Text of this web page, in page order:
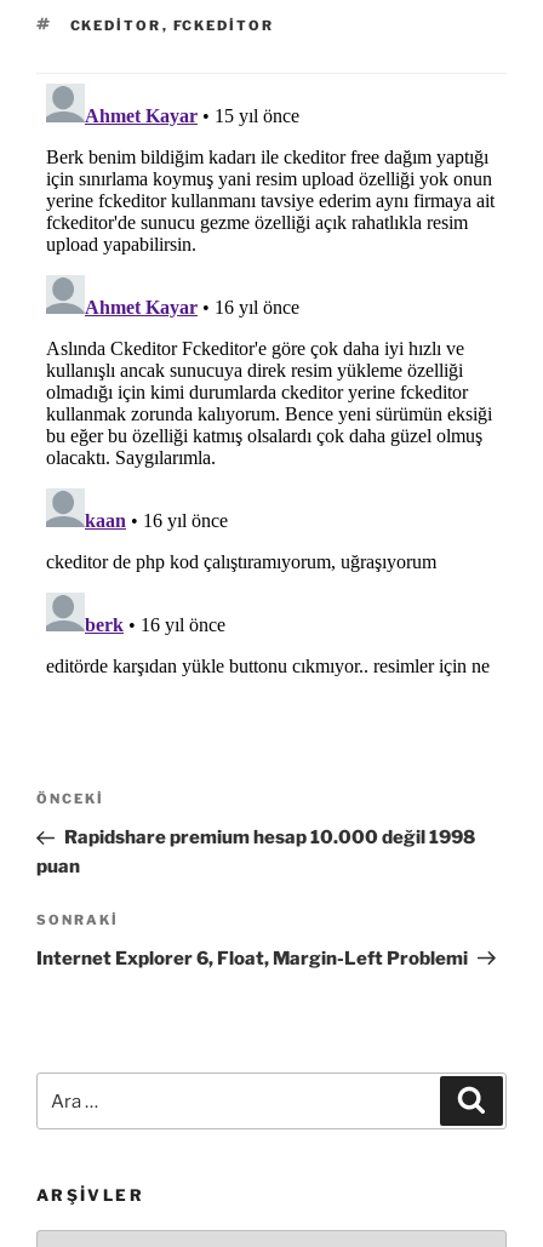
ETIKETLER
CKEDITOR , FCKEDITOR
Yazı
Önceki
Yazı
ÖNCEKI
Rapidshare premium hesap 10.000 değil 1998
puan
Sonraki
Yazı
SONRAKI
Internet Explorer 6, Float, Margin-Left Problemi
ARŞIVLER